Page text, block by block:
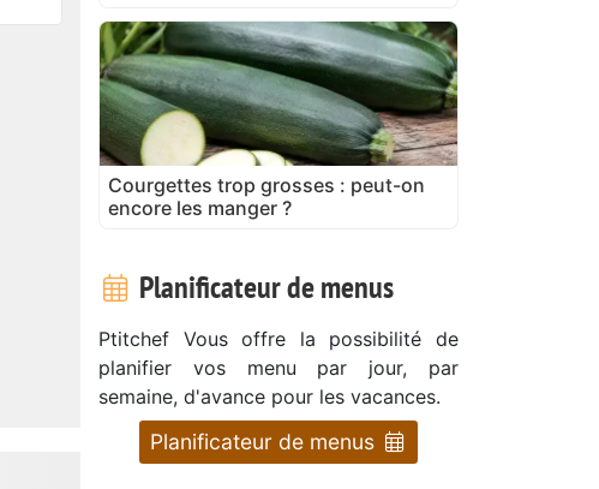
Courgettes trop grosses : peut-on
encore les manger ?
Planificateur de menus
Ptitchef Vous offre la possibilité de
planifier vos menu par jour, par
semaine, d'avance pour les vacances.
Planificateur de menus